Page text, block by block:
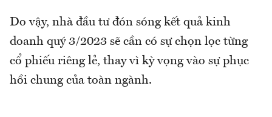
Do vậy, nhà đầu tư đón sóng kết quả kinh
doanh quý 3/2023 sẽ cần có sự chọn lọc từng
cổ phiếu riêng lẻ, thay vì kỳ vọng vào sự phục
hồi chung của toàn ngành.